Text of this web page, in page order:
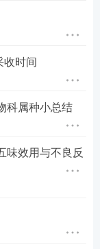
>>
>>
收时间
科属种小总结
味效用与不良反